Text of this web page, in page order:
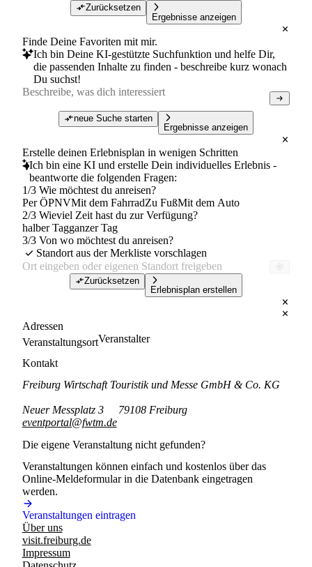
Zurücksetzen
Ergebnisse anzeigen
Finde Deine Favoriten mit mir.
Ich bin Deine KI-gestützte Suchfunktion und helfe Dir,
die passenden Inhalte zu finden - beschreibe kurz wonach
Du suchst!
neue Suche starten
Ergebnisse anzeigen
Erstelle deinen Erlebnisplan in wenigen Schritten
Ich bin eine KI und erstelle Dein individuelles Erlebnis -
beantworte die folgenden Fragen:
1/3 Wie möchtest du anreisen?
Per ÖPNVMit dem FahrradZu FußMit dem Auto
2/3 Wieviel Zeit hast du zur Verfügung?
halber Tagganzer Tag
3/3 Von wo möchtest du anreisen?
Standort aus der Merkliste vorschlagen
Zurücksetzen
Erlebnisplan erstellen
Adressen
VeranstaltungsortVeranstalter
Kontakt
Freiburg Wirtschaft Touristik und Messe GmbH & Co. KG
Neuer Messplatz 3
79108 Freiburg
eventportal@fwtm.de
Die eigene Veranstaltung nicht gefunden?
Veranstaltungen können einfach und kostenlos über das
Online-Meldeformular in die Datenbank eingetragen
werden.
Veranstaltungen eintragen
Über uns
visit.freiburg.de
Impressum